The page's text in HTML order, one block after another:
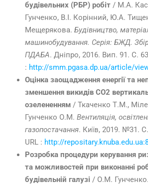
будівельних (РБР) робіт / М.А.
Гунченко, В.І. Корінний, Ю.А.
Мещерякова. Будівництво,
машинобудування. Серія: БЖД.
ПДАБА. Дніпро, 2016. Вип. 91. С.
: http://smm.pgasa.dp.ua/article/
Оцінка заощадження енергії та
зменшення викидів CO2
озелененням / Ткаченко Т.М.,
Гунченко О.М. Вентиляція,
газопостачання. Київ, 2019. №31.
URL : http://
Розробка процедури керування
та можливостей при виконанні
будівельній галузі / О.М. Гунченко.